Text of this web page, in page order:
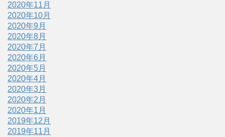
2020年11月
2020年10月
2020年9月
2020年8月
2020年7月
2020年6月
2020年5月
2020年4月
2020年3月
2020年2月
2020年1月
2019年12月
2019年11月